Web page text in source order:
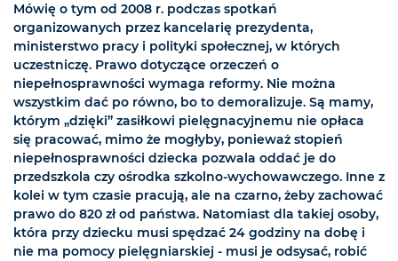
Mówię o tym od 2008 r. podczas spotkań
organizowanych przez kancelarię prezydenta,
ministerstwo pracy i polityki społecznej, w których
uczestniczę. Prawo dotyczące orzeczeń o
niepełnosprawności wymaga reformy. Nie można
wszystkim dać po równo, bo to demoralizuje. Są mamy,
którym „dzięki” zasiłkowi pielęgnacyjnemu nie opłaca
się pracować, mimo że mogłyby, ponieważ stopień
niepełnosprawności dziecka pozwala oddać je do
przedszkola czy ośrodka szkolno-wychowawczego. Inne z
kolei w tym czasie pracują, ale na czarno, żeby zachować
prawo do 820 zł od państwa. Natomiast dla takiej osoby,
która przy dziecku musi spędzać 24 godziny na dobę i
nie ma pomocy pielęgniarskiej - musi je odsysać, robić